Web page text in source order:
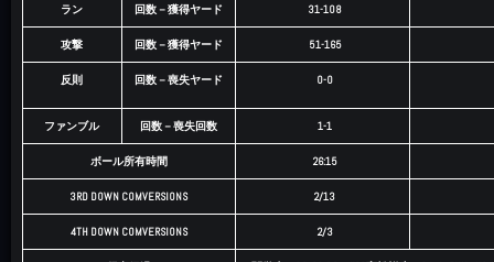
ラン 回数－獲得ヤード 31-108
攻撃 回数－獲得ヤード 51-165
反則 回数－喪失ヤード 0-0
ファンブル 回数－喪失回数 1-1
ボール所有時間 26:15
3RD DOWN COMVERSIONS 2/13
4TH DOWN COMVERSIONS 2/3